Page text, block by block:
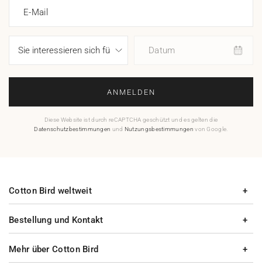
E-Mail
Datum
ANMELDEN
Diese Website ist durch reCAPTCHA geschützt und es gelten die
Datenschutzbestimmungen und Nutzungsbestimmungen von Google.
Bestellung und Kontakt
Mehr über Cotton Bird
Cotton Bird weltweit